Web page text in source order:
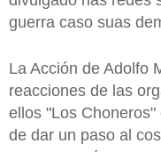
guerra caso suas
La Acción de Adolfo
reacciones de las
ellos "Los Choneros"
de dar un paso al